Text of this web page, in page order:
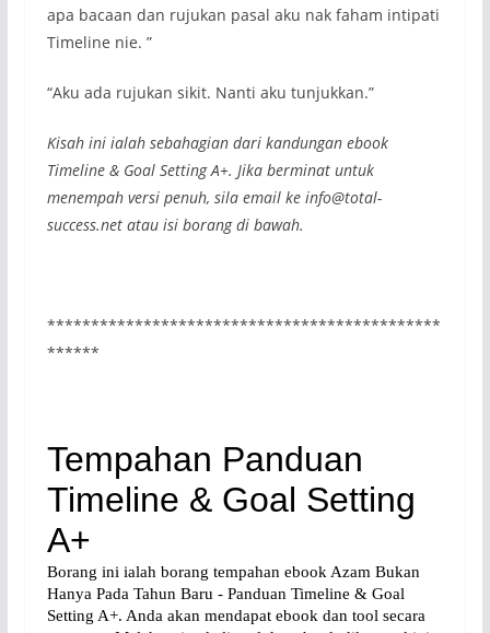
apa bacaan dan rujukan pasal aku nak faham intipati
Timeline nie. ”
“Aku ada rujukan sikit. Nanti aku tunjukkan.”
Kisah ini ialah sebahagian dari kandungan ebook
Timeline & Goal Setting A+. Jika berminat untuk
menempah versi penuh, sila email ke info@total-
success.net atau isi borang di bawah.
*********************************************
******